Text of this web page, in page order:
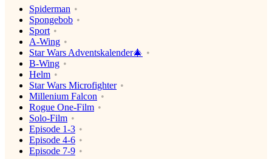
Spiderman
Spongebob
Sport
A-Wing
Star Wars Adventskalender🎄
B-Wing
Helm
Star Wars Microfighter
Millenium Falcon
Rogue One-Film
Solo-Film
Episode 1-3
Episode 4-6
Episode 7-9